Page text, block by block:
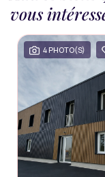
vous
4 PHOTO(S)